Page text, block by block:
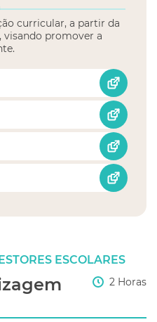
ESCOLARES
2 Horas
curricular, a partir da
promover a